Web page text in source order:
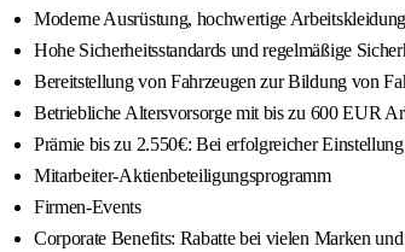
Moderne Ausrüstung, hochwertige
Hohe Sicherheitsstandards und regelmäßige
Bereitstellung von Fahrzeugen zur Bildung von
Betriebliche Altersvorsorge mit bis zu 600 EUR
Prämie bis zu 2.550€: Bei erfolgreicher
Mitarbeiter-Aktienbeteiligungsprogramm
Firmen-Events
Corporate Benefits: Rabatte bei vielen Marken